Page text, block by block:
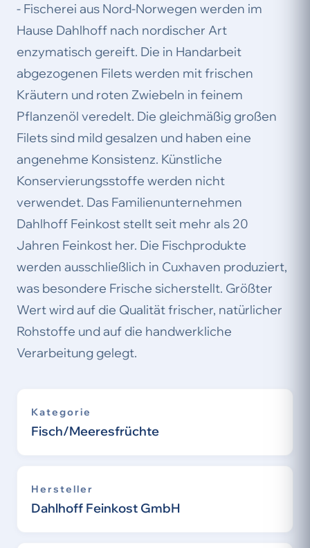
- Fischerei aus Nord-Norwegen werden im
Hause Dahlhoff nach nordischer Art
enzymatisch gereift. Die in Handarbeit
abgezogenen Filets werden mit frischen
Kräutern und roten Zwiebeln in feinem
Pflanzenöl veredelt. Die gleichmäßig großen
Filets sind mild gesalzen und haben eine
angenehme Konsistenz. Künstliche
Konservierungsstoffe werden nicht
verwendet. Das Familienunternehmen
Dahlhoff Feinkost stellt seit mehr als 20
Jahren Feinkost her. Die Fischprodukte
werden ausschließlich in Cuxhaven produziert,
was besondere Frische sicherstellt. Größter
Wert wird auf die Qualität frischer, natürlicher
Rohstoffe und auf die handwerkliche
Verarbeitung gelegt.
Kategorie
Fisch/Meeresfrüchte
Hersteller
Dahlhoff Feinkost GmbH